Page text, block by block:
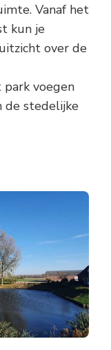
Vanaf het
kun je
over de
park voegen
de stedelijke